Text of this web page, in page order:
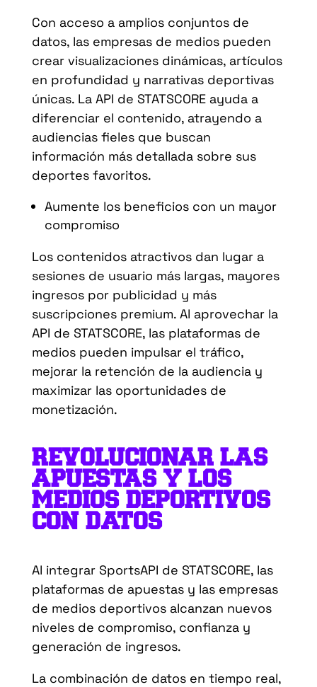
Con acceso a amplios conjuntos de
datos, las empresas de medios pueden
crear visualizaciones dinámicas, artículos
en profundidad y narrativas deportivas
únicas. La API de STATSCORE ayuda a
diferenciar el contenido, atrayendo a
audiencias fieles que buscan
información más detallada sobre sus
deportes favoritos.
Aumente los beneficios con un mayor
compromiso
Los contenidos atractivos dan lugar a
sesiones de usuario más largas, mayores
ingresos por publicidad y más
suscripciones premium. Al aprovechar la
API de STATSCORE, las plataformas de
medios pueden impulsar el tráfico,
mejorar la retención de la audiencia y
maximizar las oportunidades de
monetización.
REVOLUCIONAR LAS
APUESTAS Y LOS
MEDIOS DEPORTIVOS
CON DATOS
Al integrar SportsAPI de STATSCORE, las
plataformas de apuestas y las empresas
de medios deportivos alcanzan nuevos
niveles de compromiso, confianza y
generación de ingresos.
La combinación de datos en tiempo real,